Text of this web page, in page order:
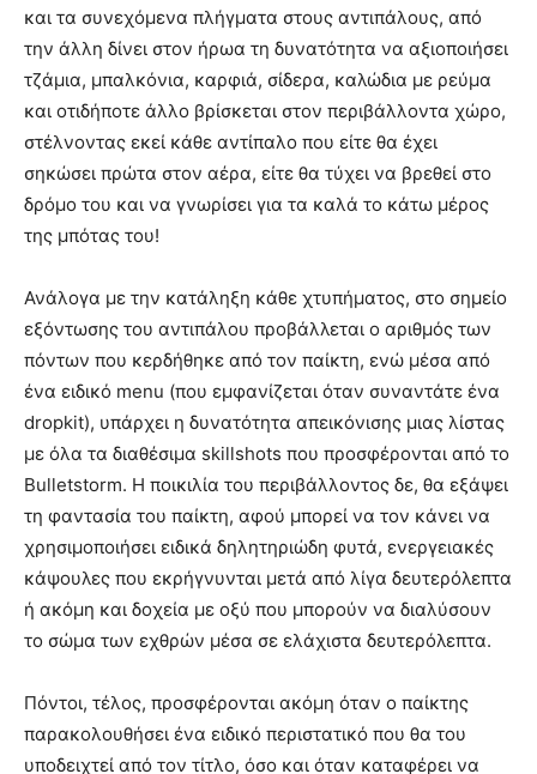
και τα συνεχόμενα πλήγματα στους αντιπάλους, από
την άλλη δίνει στον ήρωα τη δυνατότητα να αξιοποιήσει
τζάμια, μπαλκόνια, καρφιά, σίδερα, καλώδια με ρεύμα
και οτιδήποτε άλλο βρίσκεται στον περιβάλλοντα χώρο,
στέλνοντας εκεί κάθε αντίπαλο που είτε θα έχει
σηκώσει πρώτα στον αέρα, είτε θα τύχει να βρεθεί στο
δρόμο του και να γνωρίσει για τα καλά το κάτω μέρος
της μπότας του!
Ανάλογα με την κατάληξη κάθε χτυπήματος, στο σημείο
εξόντωσης του αντιπάλου προβάλλεται ο αριθμός των
πόντων που κερδήθηκε από τον παίκτη, ενώ μέσα από
ένα ειδικό menu (που εμφανίζεται όταν συναντάτε ένα
dropkit), υπάρχει η δυνατότητα απεικόνισης μιας λίστας
με όλα τα διαθέσιμα skillshots που προσφέρονται από το
Bulletstorm. Η ποικιλία του περιβάλλοντος δε, θα εξάψει
τη φαντασία του παίκτη, αφού μπορεί να τον κάνει να
χρησιμοποιήσει ειδικά δηλητηριώδη φυτά, ενεργειακές
κάψουλες που εκρήγνυνται μετά από λίγα δευτερόλεπτα
ή ακόμη και δοχεία με οξύ που μπορούν να διαλύσουν
το σώμα των εχθρών μέσα σε ελάχιστα δευτερόλεπτα.
Πόντοι, τέλος, προσφέρονται ακόμη όταν ο παίκτης
παρακολουθήσει ένα ειδικό περιστατικό που θα του
υποδειχτεί από τον τίτλο, όσο και όταν καταφέρει να